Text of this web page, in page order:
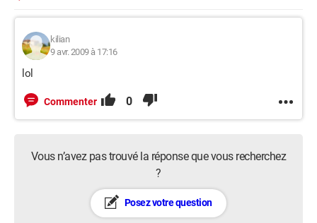
kilian
9 avr. 2009 à 17:16
lol
Commenter 0
Vous n’avez pas trouvé la réponse que vous recherchez
?
Posez votre question